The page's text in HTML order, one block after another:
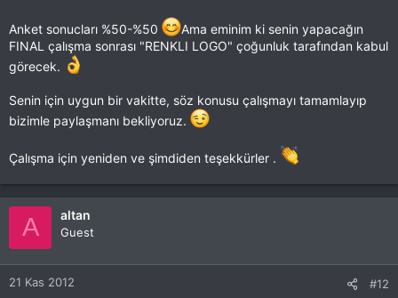
Anket sonucları %50-%50
Ama eminim ki senin yapacağın
FINAL çalışma sonrası "RENKLI LOGO" çoğunluk tarafından kabul
görecek.
Senin için uygun bir vakitte, söz konusu çalışmayı tamamlayıp
bizimle paylaşmanı bekliyoruz.
Çalışma için yeniden ve şimdiden teşekkürler .
A altan
Guest
21 Kas 2012 #12